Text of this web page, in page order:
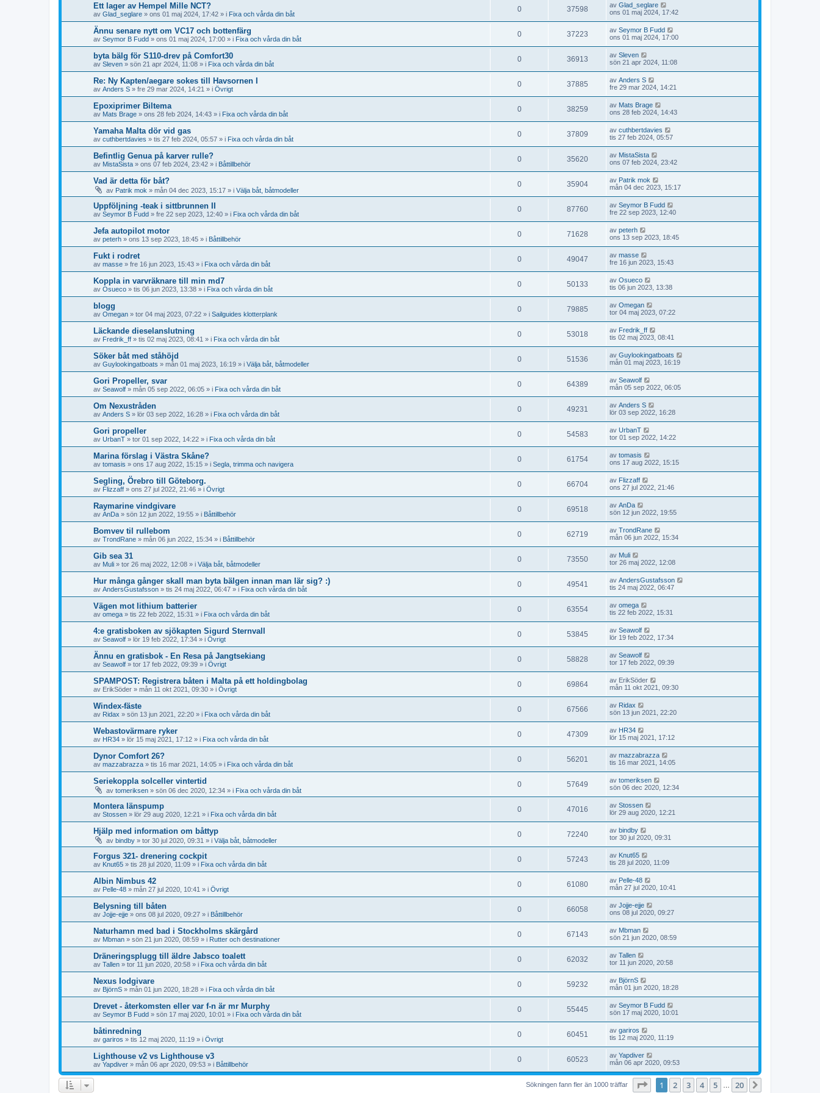
Ett lager av Hempel Mille NCT?
av Glad_seglare » ons 01 maj 2024, 17:42 » i Fixa och vårda din båt
0 37598 av Glad_seglare
ons 01 maj 2024, 17:42
Ännu senare nytt om VC17 och bottenfärg
av Seymor B Fudd » ons 01 maj 2024, 17:00 » i Fixa och vårda din båt
0 37223 av Seymor B Fudd
ons 01 maj 2024, 17:00
byta bälg för S110-drev på Comfort30
av Sleven » sön 21 apr 2024, 11:08 » i Fixa och vårda din båt
0 36913 av Sleven
sön 21 apr 2024, 11:08
Re: Ny Kapten/aegare sokes till Havsornen I
av Anders S » fre 29 mar 2024, 14:21 » i Övrigt
0 37885 av Anders S
fre 29 mar 2024, 14:21
Epoxiprimer Biltema
av Mats Brage » ons 28 feb 2024, 14:43 » i Fixa och vårda din båt
0 38259 av Mats Brage
ons 28 feb 2024, 14:43
Yamaha Malta dör vid gas
av cuthbertdavies » tis 27 feb 2024, 05:57 » i Fixa och vårda din båt
0 37809 av cuthbertdavies
tis 27 feb 2024, 05:57
Befintlig Genua på karver rulle?
av MistaSista » ons 07 feb 2024, 23:42 » i Båttillbehör
0 35620 av MistaSista
ons 07 feb 2024, 23:42
Vad är detta för båt?
av Patrik mok » mån 04 dec 2023, 15:17 » i Välja båt, båtmodeller
0 35904 av Patrik mok
mån 04 dec 2023, 15:17
Uppföljning -teak i sittbrunnen II
av Seymor B Fudd » fre 22 sep 2023, 12:40 » i Fixa och vårda din båt
0 87760 av Seymor B Fudd
fre 22 sep 2023, 12:40
Jefa autopilot motor
av peterh » ons 13 sep 2023, 18:45 » i Båttillbehör
0 71628 av peterh
ons 13 sep 2023, 18:45
Fukt i rodret
av masse » fre 16 jun 2023, 15:43 » i Fixa och vårda din båt
0 49047 av masse
fre 16 jun 2023, 15:43
Koppla in varvräknare till min md7
av Osueco » tis 06 jun 2023, 13:38 » i Fixa och vårda din båt
0 50133 av Osueco
tis 06 jun 2023, 13:38
blogg
av Omegan » tor 04 maj 2023, 07:22 » i Sailguides klotterplank
0 79885 av Omegan
tor 04 maj 2023, 07:22
Läckande dieselanslutning
av Fredrik_ff » tis 02 maj 2023, 08:41 » i Fixa och vårda din båt
0 53018 av Fredrik_ff
tis 02 maj 2023, 08:41
Söker båt med ståhöjd
av Guylookingatboats » mån 01 maj 2023, 16:19 » i Välja båt, båtmodeller
0 51536 av Guylookingatboats
mån 01 maj 2023, 16:19
Gori Propeller, svar
av Seawolf » mån 05 sep 2022, 06:05 » i Fixa och vårda din båt
0 64389 av Seawolf
mån 05 sep 2022, 06:05
Om Nexustråden
av Anders S » lör 03 sep 2022, 16:28 » i Fixa och vårda din båt
0 49231 av Anders S
lör 03 sep 2022, 16:28
Gori propeller
av UrbanT » tor 01 sep 2022, 14:22 » i Fixa och vårda din båt
0 54583 av UrbanT
tor 01 sep 2022, 14:22
Marina förslag i Västra Skåne?
av tomasis » ons 17 aug 2022, 15:15 » i Segla, trimma och navigera
0 61754 av tomasis
ons 17 aug 2022, 15:15
Segling, Örebro till Göteborg.
av Flizzaff » ons 27 jul 2022, 21:46 » i Övrigt
0 66704 av Flizzaff
ons 27 jul 2022, 21:46
Raymarine vindgivare
av AnDa » sön 12 jun 2022, 19:55 » i Båttillbehör
0 69518 av AnDa
sön 12 jun 2022, 19:55
Bomvev til rullebom
av TrondRane » mån 06 jun 2022, 15:34 » i Båttillbehör
0 62719 av TrondRane
mån 06 jun 2022, 15:34
Gib sea 31
av Muli » tor 26 maj 2022, 12:08 » i Välja båt, båtmodeller
0 73550 av Muli
tor 26 maj 2022, 12:08
Hur många gånger skall man byta bälgen innan man lär sig? :)
av AndersGustafsson » tis 24 maj 2022, 06:47 » i Fixa och vårda din båt
0 49541 av AndersGustafsson
tis 24 maj 2022, 06:47
Vägen mot lithium batterier
av omega » tis 22 feb 2022, 15:31 » i Fixa och vårda din båt
0 63554 av omega
tis 22 feb 2022, 15:31
4:e gratisboken av sjökapten Sigurd Sternvall
av Seawolf » lör 19 feb 2022, 17:34 » i Övrigt
0 53845 av Seawolf
lör 19 feb 2022, 17:34
Ännu en gratisbok - En Resa på Jangtsekiang
av Seawolf » tor 17 feb 2022, 09:39 » i Övrigt
0 58828 av Seawolf
tor 17 feb 2022, 09:39
SPAMPOST: Registrera båten i Malta på ett holdingbolag
av ErikSöder » mån 11 okt 2021, 09:30 » i Övrigt
0 69864 av ErikSöder
mån 11 okt 2021, 09:30
Windex-fäste
av Ridax » sön 13 jun 2021, 22:20 » i Fixa och vårda din båt
0 67566 av Ridax
sön 13 jun 2021, 22:20
Webastovärmare ryker
av HR34 » lör 15 maj 2021, 17:12 » i Fixa och vårda din båt
0 47309 av HR34
lör 15 maj 2021, 17:12
Dynor Comfort 26?
av mazzabrazza » tis 16 mar 2021, 14:05 » i Fixa och vårda din båt
0 56201 av mazzabrazza
tis 16 mar 2021, 14:05
Seriekoppla solceller vintertid
av tomeriksen » sön 06 dec 2020, 12:34 » i Fixa och vårda din båt
0 57649 av tomeriksen
sön 06 dec 2020, 12:34
Montera länspump
av Stossen » lör 29 aug 2020, 12:21 » i Fixa och vårda din båt
0 47016 av Stossen
lör 29 aug 2020, 12:21
Hjälp med information om båttyp
av bindby » tor 30 jul 2020, 09:31 » i Välja båt, båtmodeller
0 72240 av bindby
tor 30 jul 2020, 09:31
Forgus 321- drenering cockpit
av Knut65 » tis 28 jul 2020, 11:09 » i Fixa och vårda din båt
0 57243 av Knut65
tis 28 jul 2020, 11:09
Albin Nimbus 42
av Pelle-48 » mån 27 jul 2020, 10:41 » i Övrigt
0 61080 av Pelle-48
mån 27 jul 2020, 10:41
Belysning till båten
av Jojje-ejje » ons 08 jul 2020, 09:27 » i Båttillbehör
0 66058 av Jojje-ejje
ons 08 jul 2020, 09:27
Naturhamn med bad i Stockholms skärgård
av Mbman » sön 21 jun 2020, 08:59 » i Rutter och destinationer
0 67143 av Mbman
sön 21 jun 2020, 08:59
Dräneringsplugg till äldre Jabsco toalett
av Tallen » tor 11 jun 2020, 20:58 » i Fixa och vårda din båt
0 62032 av Tallen
tor 11 jun 2020, 20:58
Nexus lodgivare
av BjörnS » mån 01 jun 2020, 18:28 » i Fixa och vårda din båt
0 59232 av BjörnS
mån 01 jun 2020, 18:28
Drevet - återkomsten eller var f-n är mr Murphy
av Seymor B Fudd » sön 17 maj 2020, 10:01 » i Fixa och vårda din båt
0 55445 av Seymor B Fudd
sön 17 maj 2020, 10:01
båtinredning
av gariros » tis 12 maj 2020, 11:19 » i Övrigt
0 60451 av gariros
tis 12 maj 2020, 11:19
Lighthouse v2 vs Lighthouse v3
av Yapdiver » mån 06 apr 2020, 09:53 » i Båttillbehör
0 60523 av Yapdiver
mån 06 apr 2020, 09:53
Sökningen fann fler än 1000 träffar Sida av 20
1 2 3 4 5 20